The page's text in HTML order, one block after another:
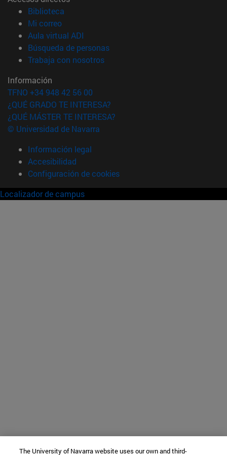
Biblioteca
Mi correo(abre en nueva ventana)
Aula virtual ADI
Búsqueda de personas(abre en nueva ventana)
Trabaja con nosotros(abre en nueva ventana)
Información
TFNO +34 948 42 56 00
¿QUÉ GRADO TE INTERESA?
¿QUÉ MÁSTER TE INTERESA?
© Universidad de Navarra
Información legal
Accesibilidad
Configuración de cookies
Localizador de campus
The University of Navarra website uses our own and third-